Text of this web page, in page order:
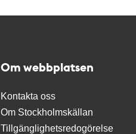
Om webbplatsen
Kontakta oss
Om Stockholmskällan
Tillgänglighetsredogörelse